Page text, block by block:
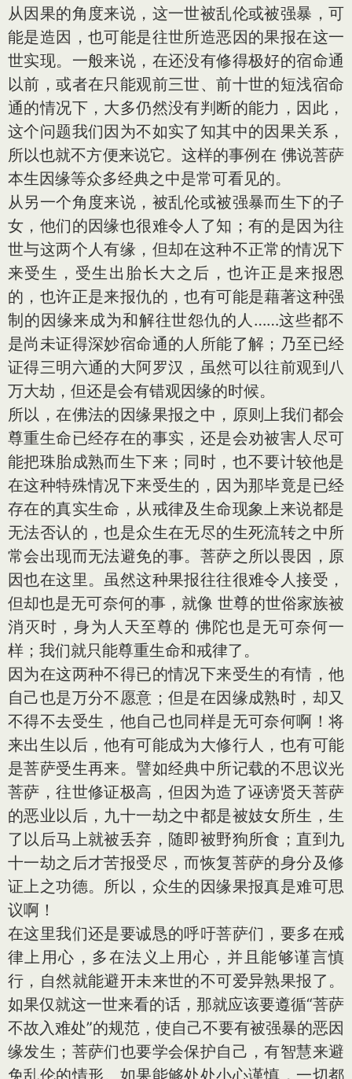
从因果的角度来说，这一世被乱伦或被强暴，可
能是造因，也可能是往世所造恶因的果报在这一
世实现。一般来说，在还没有修得极好的宿命通
以前，或者在只能观前三世、前十世的短浅宿命
通的情况下，大多仍然没有判断的能力，因此，
这个问题我们因为不如实了知其中的因果关系，
所以也就不方便来说它。这样的事例在 佛说菩萨
本生因缘等众多经典之中是常可看见的。
从另一个角度来说，被乱伦或被强暴而生下的子
女，他们的因缘也很难令人了知；有的是因为往
世与这两个人有缘，但却在这种不正常的情况下
来受生，受生出胎长大之后，也许正是来报恩
的，也许正是来报仇的，也有可能是藉著这种强
制的因缘来成为和解往世怨仇的人……这些都不
是尚未证得深妙宿命通的人所能了解；乃至已经
证得三明六通的大阿罗汉，虽然可以往前观到八
万大劫，但还是会有错观因缘的时候。
所以，在佛法的因缘果报之中，原则上我们都会
尊重生命已经存在的事实，还是会劝被害人尽可
能把珠胎成熟而生下来；同时，也不要计较他是
在这种特殊情况下来受生的，因为那毕竟是已经
存在的真实生命，从戒律及生命现象上来说都是
无法否认的，也是众生在无尽的生死流转之中所
常会出现而无法避免的事。菩萨之所以畏因，原
因也在这里。虽然这种果报往往很难令人接受，
但却也是无可奈何的事，就像 世尊的世俗家族被
消灭时，身为人天至尊的 佛陀也是无可奈何一
样；我们就只能尊重生命和戒律了。
因为在这两种不得已的情况下来受生的有情，他
自己也是万分不愿意；但是在因缘成熟时，却又
不得不去受生，他自己也同样是无可奈何啊！将
来出生以后，他有可能成为大修行人，也有可能
是菩萨受生再来。譬如经典中所记载的不思议光
菩萨，往世修证极高，但因为造了诬谤贤天菩萨
的恶业以后，九十一劫之中都是被妓女所生，生
了以后马上就被丢弃，随即被野狗所食；直到九
十一劫之后才苦报受尽，而恢复菩萨的身分及修
证上之功德。所以，众生的因缘果报真是难可思
议啊！
在这里我们还是要诚恳的呼吁菩萨们，要多在戒
律上用心，多在法义上用心，并且能够谨言慎
行，自然就能避开未来世的不可爱异熟果报了。
如果仅就这一世来看的话，那就应该要遵循“菩萨
不故入难处”的规范，使自己不要有被强暴的恶因
缘发生；菩萨们也要学会保护自己，有智慧来避
免乱伦的情形。如果能够处处小心谨慎，一切都